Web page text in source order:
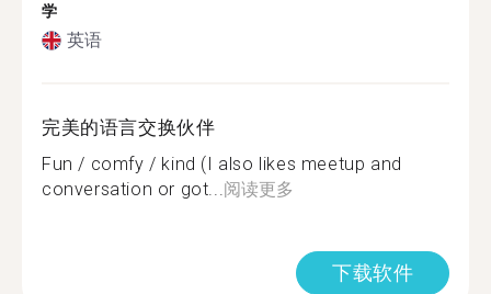
学
英语
完美的语言交换伙伴
Fun / comfy / kind (I also likes meetup and
conversation or got...阅读更多
下载软件